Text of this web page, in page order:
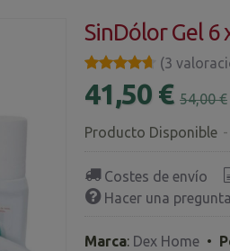
SinDólor Gel 6
★★★★★
★★★★★ (3
41,50 € 54,00 €
Producto Disponible -
Costes de envío
Hacer una pregunta
Marca: Dex Home •